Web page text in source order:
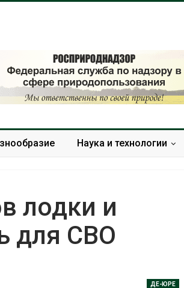
Наука и технологии
лодки и
для СВО
ДЕ-ЮРЕ
В китайской провинции
Шэньси из-за паводков